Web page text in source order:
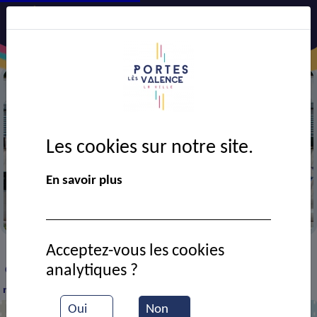
> VIE MUNICIPALE > Ressources documentaires
Conseil municipal du 18-11-24 Valence Romans Agglo,
modification des compétences
Les cookies sur notre site.
En savoir plus
Oui Non
Acceptez-vous les cookies
analytiques ?